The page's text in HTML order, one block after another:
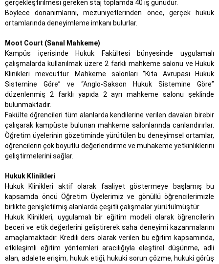
gerçekleştirilmesi gereken staj toplamda 40 iş günüdür.
Böylece donanımlarını, mezuniyetlerinden önce, gerçek hukuk
ortamlarında deneyimleme imkanı bulurlar.
Moot Court (Sanal Mahkeme)
Kampüs içerisinde Hukuk Fakültesi bünyesinde uygulamalı
çalışmalarda kullanılmak üzere 2 farklı mahkeme salonu ve Hukuk
Klinikleri mevcuttur. Mahkeme salonları “Kıta Avrupası Hukuk
Sistemine Göre” ve “Anglo-Sakson Hukuk Sistemine Göre”
düzenlenmiş 2 farklı yapıda 2 ayrı mahkeme salonu şeklinde
bulunmaktadır.
Fakülte öğrencileri tüm alanlarda kendilerine verilen davaları birebir
çalışarak kampüste bulunan mahkeme salonlarında canlandırırlar.
Öğretim üyelerinin gözetiminde yürütülen bu deneyimsel ortamlar,
öğrencilerin çok boyutlu değerlendirme ve muhakeme yetkinliklerini
geliştirmelerini sağlar.
Hukuk Klinikleri
Hukuk Klinikleri aktif olarak faaliyet göstermeye başlamış bu
kapsamda öncü Öğretim Üyelerimiz ve gönüllü öğrencilerimizle
birlikte genişletilmiş alanlarda çeşitli çalışmalar yürütülmüştür.
Hukuk Klinikleri, uygulamalı bir eğitim modeli olarak öğrencilerin
beceri ve etik değerlerini geliştirerek saha deneyimi kazanmalarını
amaçlamaktadır. Kredili ders olarak verilen bu eğitim kapsamında,
etkileşimli eğitim yöntemleri aracılığıyla eleştirel düşünme, adli
alan, adalete erişim, hukuk etiği, hukuki sorun çözme, hukuki görüş